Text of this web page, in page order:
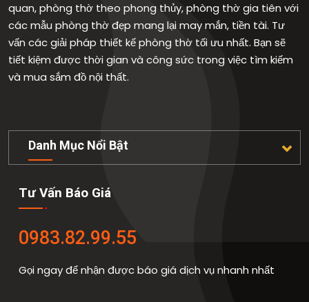
quan, phòng thờ theo phong thủy, phòng thờ gia tiên với
các mẫu phòng thờ đẹp mang lại may mắn, tiền tài. Tư
vấn các giải pháp thiết kế phòng thờ tối ưu nhất. Bạn sẽ
tiết kiệm được thời gian và công sức trong việc tìm kiếm
và mua sắm đồ nội thất.
Danh Mục Nổi Bật
Tư Vấn Báo Giá
0983.82.99.55
Gọi ngay để nhận được báo giá dịch vụ nhanh nhất